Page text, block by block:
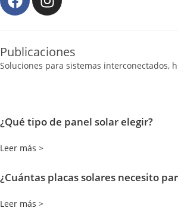
Publicaciones
Soluciones para sistemas interconectados,
¿Qué tipo de panel solar elegir?
Leer más >
¿Cuántas placas solares necesito
Leer más >